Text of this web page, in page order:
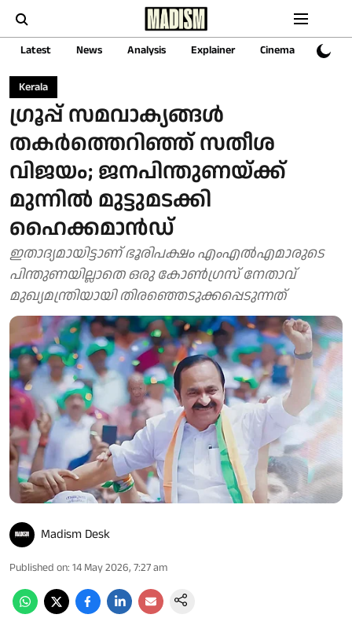
Latest News Analysis Explainer Cinema Sports
Kerala
​ഗ്രൂപ്പ് സമവാക്യങ്ങൾ
തകർത്തെറിഞ്ഞ് സതീശ
വിജയം; ജനപിന്തുണയ്ക്ക്
മുന്നിൽ മുട്ടുമടക്കി
ഹൈക്കമാൻഡ്
ഇതാദ്യമായിട്ടാണ് ഭൂരിപക്ഷം എംഎല്‍എമാരുടെ
പിന്തുണയില്ലാതെ ഒരു കോൺഗ്രസ് നേതാവ്
മുഖ്യമന്ത്രിയായി തിരഞ്ഞെടുക്കപ്പെടുന്നത്
Madism Desk
Published on: 14 May 2026, 7:27 am